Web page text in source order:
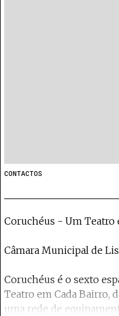
CONTACTOS
Coruchéus - Um Teatro
Câmara Municipal de
Coruchéus é o sexto
Teatro em Cada Bairro,
uma rede de